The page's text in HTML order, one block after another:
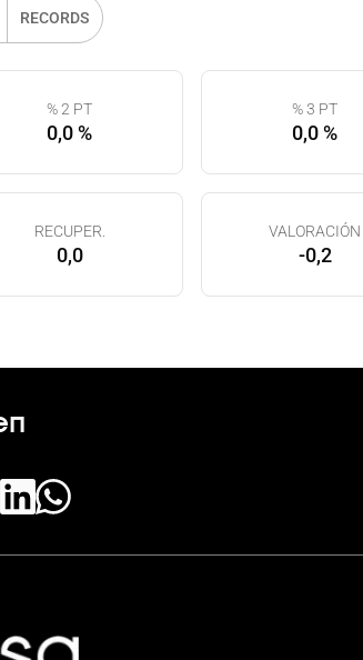
RECORDS
% 2 PT
0,0 %
% 3 PT
0,0 %
RECUPER.
0,0
VALORACIÓN
-0,2